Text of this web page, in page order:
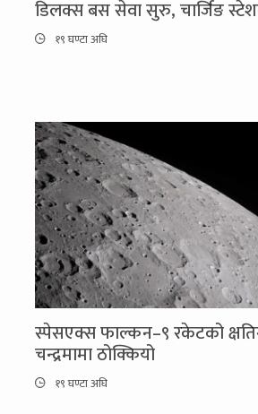
डिलक्स बस सेवा सुरु, चार्जिङ
१९ घण्टा अघि
स्पेसएक्स फाल्कन–९ रकेटको
चन्द्रमामा ठोक्कियो
१९ घण्टा अघि